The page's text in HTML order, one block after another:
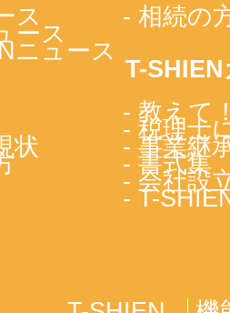
ス
ース
ニュース
状
- 相続の
T-
- 教えて
- 税理士
- 事業継
- 書式集
- 会社設
- T-